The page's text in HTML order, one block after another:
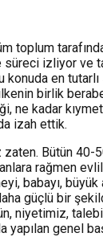
toplum
izliyor ve
konuda en
birlik
ne kadar
izah ettik.
Bütün 40-
rağmen
babayı,
güçlü bir
niyetimiz,
genel